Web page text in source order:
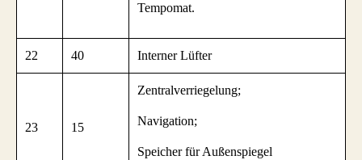
Tempomat.
22 40 Interner Lüfter
23 15
Zentralverriegelung;
Navigation;
Speicher für Außenspiegel